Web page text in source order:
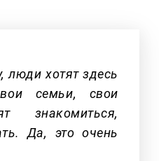
люди хотят здесь
семьи, свои
знакомиться,
Да, это очень